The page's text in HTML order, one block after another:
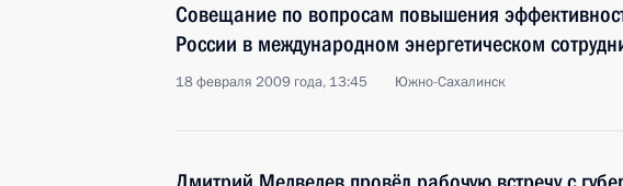
Совещание по вопросам повышения
России в международном энергетическом
18 февраля 2009 года, 13:45 Южно-Сахалинск